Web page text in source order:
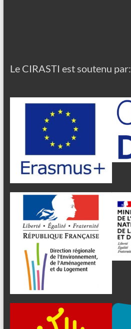
Le CIRASTI est soutenu par: